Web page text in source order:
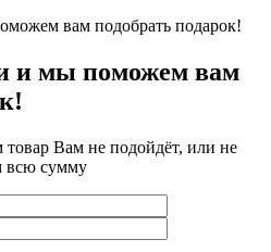
и мы поможем вам
Вам не подойдёт, или не
всю сумму